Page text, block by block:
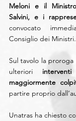
Meloni e il
Salvini, e i
convocato
Consiglio dei Ministri.
Sul tavolo la proroga
ulteriori
maggiormente
partire proprio
Unatras ha chiesto